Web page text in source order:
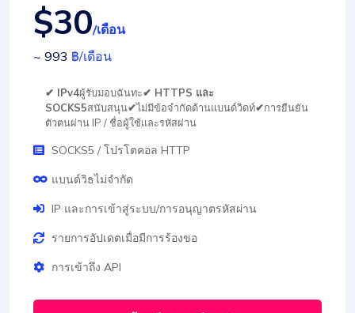
$30/เดือน
~ 993 ฿/เดือน
✔ IPv4ผู้รับมอบฉันทะ✔ HTTPS และ
SOCKS5สนับสนุน✔ไม่มีข้อจำกัดด้านแบนด์วิดท์✔การยืนยัน
ตัวตนผ่าน IP / ชื่อผู้ใช้และรหัสผ่าน
SOCKS5 / โปรโตคอล HTTP
แบนด์วิธไม่จำกัด
IP และการเข้าสู่ระบบ/การอนุญาตรหัสผ่าน
รายการอัปเดตเมื่อมีการร้องขอ
การเข้าถึง API